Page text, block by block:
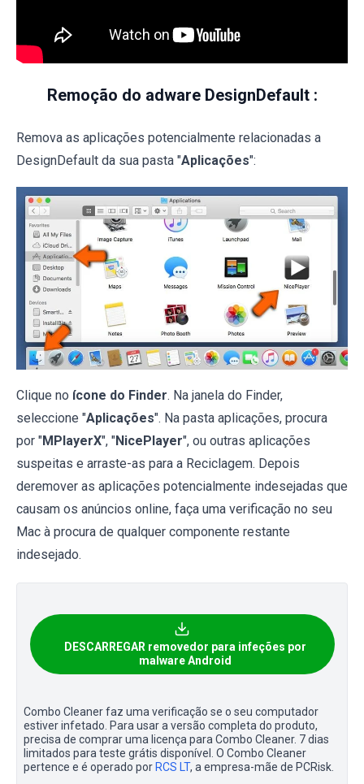
Remoção do adware DesignDefault :
Remova as aplicações potencialmente relacionadas a
DesignDefault da sua pasta "Aplicações":
Clique no ícone do Finder. Na janela do Finder,
seleccione "Aplicações". Na pasta aplicações, procura
por "MPlayerX", "NicePlayer", ou outras aplicações
suspeitas e arraste-as para a Reciclagem. Depois
deremover as aplicações potencialmente indesejadas que
causam os anúncios online, faça uma verificação no seu
Mac à procura de qualquer componente restante
indesejado.
DESCARREGAR removedor para infeções por
malware Android
Combo Cleaner faz uma verificação se o seu computador
estiver infetado. Para usar a versão completa do produto,
precisa de comprar uma licença para Combo Cleaner. 7 dias
limitados para teste grátis disponível. O Combo Cleaner
pertence e é operado por RCS LT, a empresa-mãe de PCRisk.